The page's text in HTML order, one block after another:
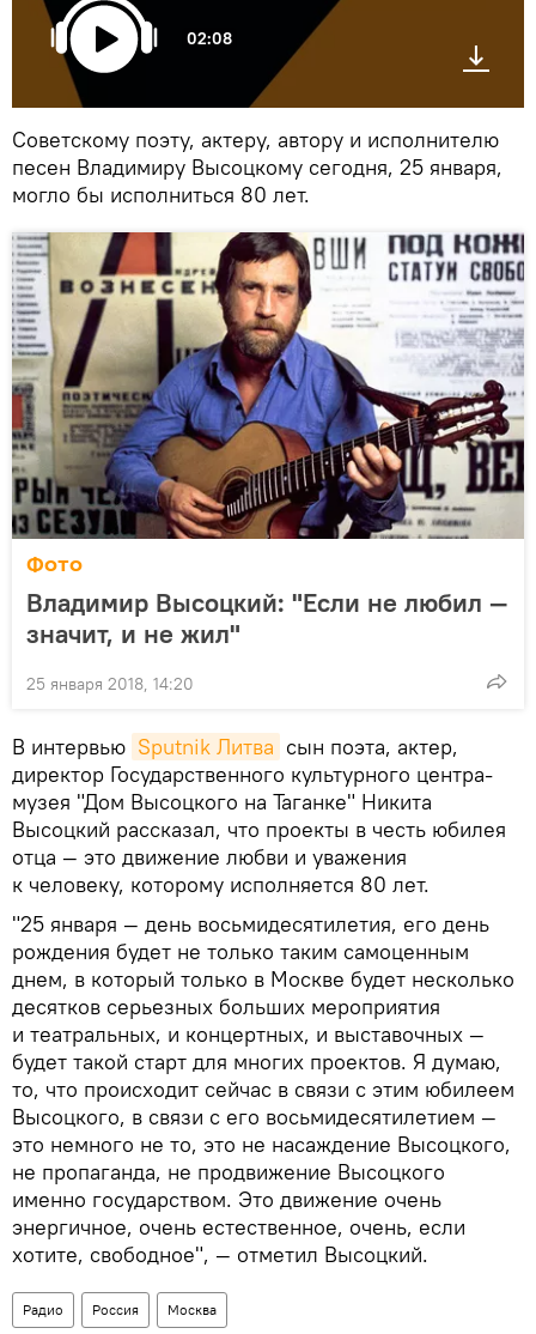
02:08
Советскому поэту, актеру, автору и исполнителю
песен Владимиру Высоцкому сегодня, 25 января,
могло бы исполниться 80 лет.
Фото
Владимир Высоцкий: "Если не любил —
значит, и не жил"
25 января 2018, 14:20
В интервью Sputnik Литва сын поэта, актер,
директор Государственного культурного центра-
музея "Дом Высоцкого на Таганке" Никита
Высоцкий рассказал, что проекты в честь юбилея
отца — это движение любви и уважения
к человеку, которому исполняется 80 лет.
"25 января — день восьмидесятилетия, его день
рождения будет не только таким самоценным
днем, в который только в Москве будет несколько
десятков серьезных больших мероприятия
и театральных, и концертных, и выставочных —
будет такой старт для многих проектов. Я думаю,
то, что происходит сейчас в связи с этим юбилеем
Высоцкого, в связи с его восьмидесятилетием —
это немного не то, это не насаждение Высоцкого,
не пропаганда, не продвижение Высоцкого
именно государством. Это движение очень
энергичное, очень естественное, очень, если
хотите, свободное", — отметил Высоцкий.
Радио Россия Москва